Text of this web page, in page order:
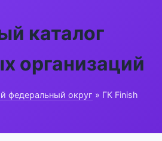
каталог
организаций
федеральный округ » ГК Finish